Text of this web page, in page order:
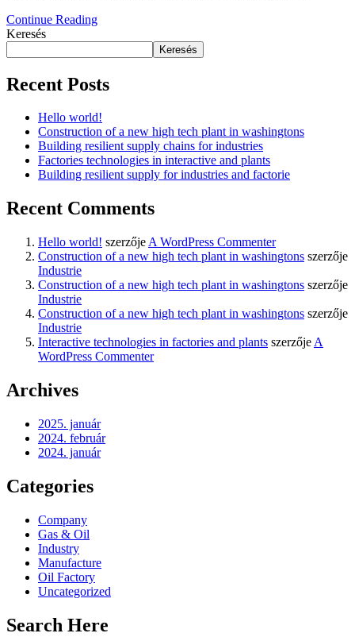
Continue Reading
Keresés
Keresés
Recent Posts
Hello world!
Construction of a new high tech plant in washingtons
Building resilient supply chains for industries
Factories technologies in interactive and plants
Building resilient supply for industries and factorie
Recent Comments
Hello world! szerzője A WordPress Commenter
Construction of a new high tech plant in washingtons szerzője
Industrie
Construction of a new high tech plant in washingtons szerzője
Industrie
Construction of a new high tech plant in washingtons szerzője
Industrie
Interactive technologies in factories and plants szerzője A
WordPress Commenter
Archives
2025. január
2024. február
2024. január
Categories
Company
Gas & Oil
Industry
Manufacture
Oil Factory
Uncategorized
Search Here